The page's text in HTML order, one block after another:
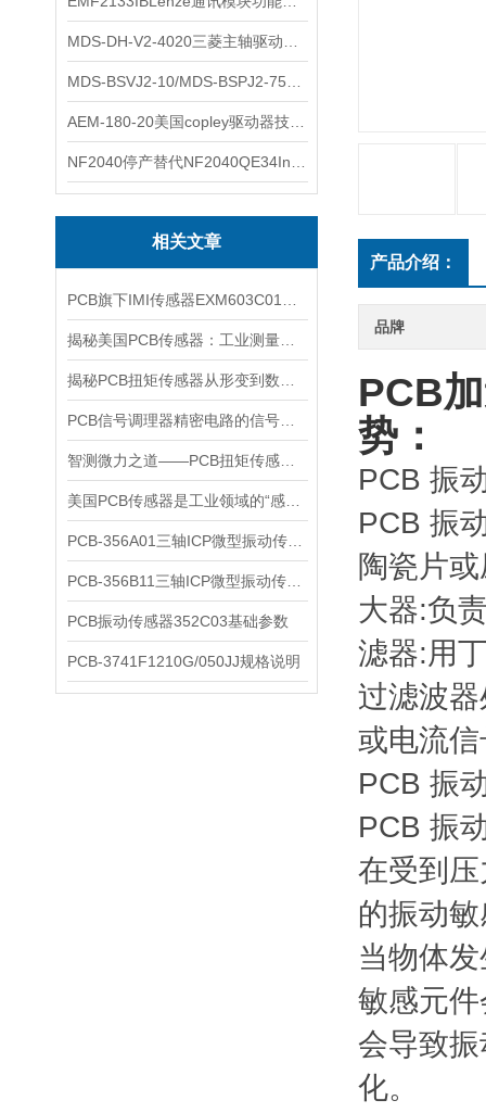
相关文章
PCB振动传感器352C03基础参数
PCB-3741F1210G/050JJ规格说明
产品介绍：
品牌
PCB
势：
PCB 振
PCB 振
陶瓷片
大器:负
滤器:用
过滤波
或电流
PCB 振
PCB 振
在受到
的振动
当物体
敏感元
会导致
化。